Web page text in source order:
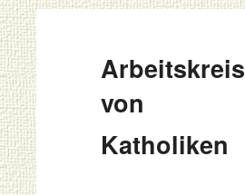
Arbeitskreis
von
Katholiken